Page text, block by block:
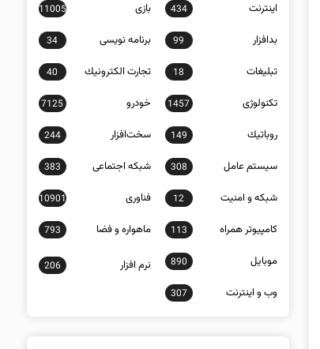
اينترنت 434 بازی 11005
بدافزار 99 برنامه نويسی 34
تبلیغات 18 تجارت الكترونيك 40
تکنولوژی 1457 خودرو 7125
روباتيك 149 سخت‌افزار 244
سيستم عامل 308 شبكه اجتماعی 383
شبكه و امنيت 12 فناوری 10901
كامپيوتر همراه 113 ماهواره و فضا 793
موبايل 890 نرم افزار 206
وب و اينترنت 307